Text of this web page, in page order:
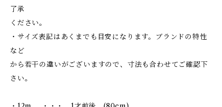
了承
ください。
・サイズ表記はあくまでも目安になります。ブランドの特性
など
から若干の違いがございますので、寸法も合わせてご確認下
さい。